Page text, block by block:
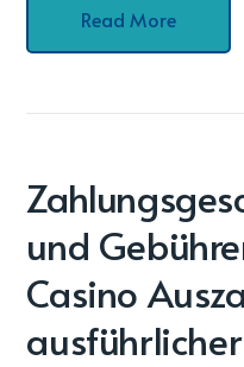
Read More
und
Casino